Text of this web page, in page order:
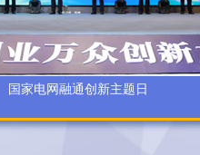
国家电网融通创新主题日